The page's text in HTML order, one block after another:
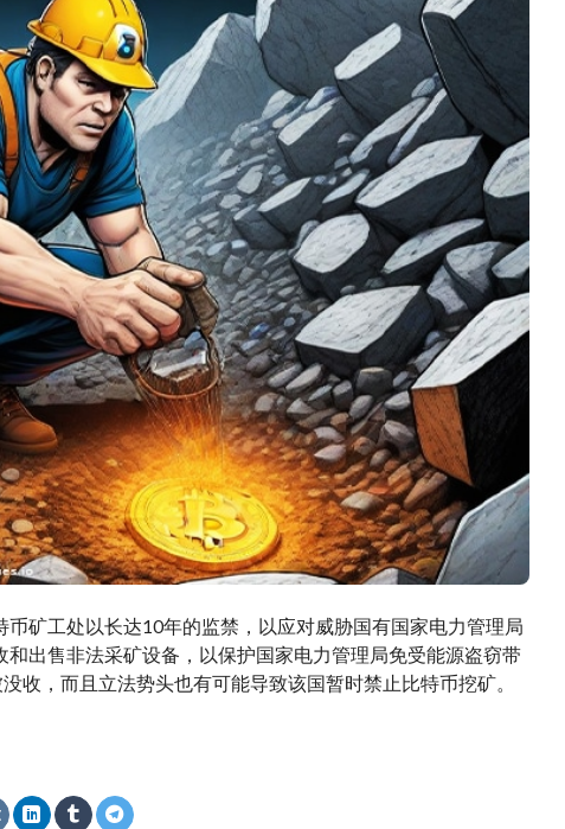
矿工处以长达10年的监禁，以应对威胁国有国家电力管理局
出售非法采矿设备，以保护国家电力管理局免受能源盗窃带
收，而且立法势头也有可能导致该国暂时禁止比特币挖矿。